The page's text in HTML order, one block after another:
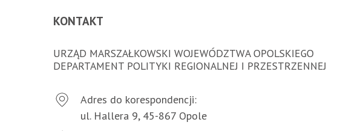
KONTAKT
URZĄD MARSZAŁKOWSKI WOJEWÓDZTWA OPOLSKIEGO
DEPARTAMENT POLITYKI REGIONALNEJ I PRZESTRZENNEJ
Adres do korespondencji:
ul. Hallera 9, 45-867 Opole